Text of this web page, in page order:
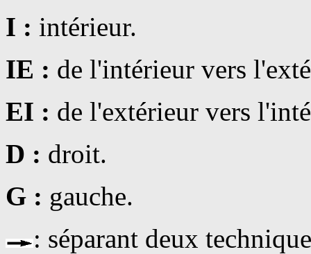
I : intérieur.
IE : de l'intérieur vers
EI : de l'extérieur vers
D : droit.
G : gauche.
: séparant deux